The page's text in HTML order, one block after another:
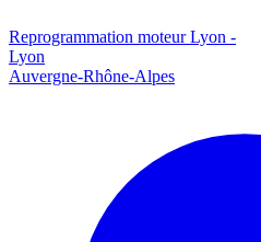
Reprogrammation moteurLyon -
Lyon
Auvergne-Rhône-Alpes